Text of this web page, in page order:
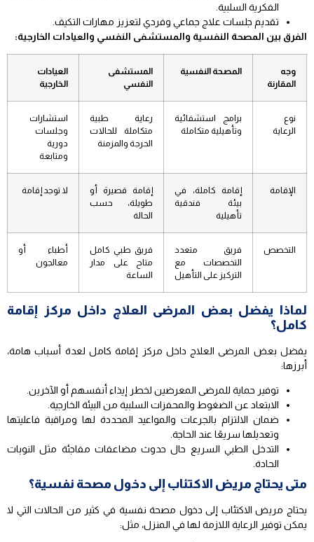
الفكرية السلبية.
تقديم جلسات علاج جماعي وفردي لتعزيز مهارات التكيف.
الفرق بين المصحة النفسية والمستشفى النفسي والعيادات الخارجية:
وجه
المقارنة
المصحة النفسية
المستشفى
النفسي
العيادات
الخارجية
نوع
الرعاية
برامج استشفائية
وتأهيلية متكاملة
رعاية طبية
متكاملة للحالات
الحرجة والمزمنة
استشارات
وجلسات
دورية
ومتابعة
الإقامة
إقامة كاملة، في
بيئة فندقية
تأهيلية
إقامة قصيرة أو
طويلة، حسب
الحالة
لا توجد إقامة
التخصص
فريق متعدد
التخصصات مع
التركيز على التأهيل
فريق طبي كامل
متاح على مدار
الساعة
أطباء أو
معالجون
لماذا يفضل بعض المرضى العلاج داخل مركز إقامة
كامل؟
يفضل بعض المرضى العلاج داخل مركز إقامة كامل لعدة أسباب هامة،
أبرزها:
توفير حماية للمرضى المعرضين لخطر إيذاء أنفسهم أو الآخرين.
الابتعاد عن الضغوط والمحفزات السلبية من البيئة الخارجية.
ضمان الالتزام بالجرعات والمواعيد المحددة لها ومراقبة فاعليتها
وتعديلها سريعًا عند الحاجة.
التدخل الطبي السريع حال حدوث مضاعفات مفاجئة مثل النوبات
الحادة.
متى يحتاج مريض الاكتئاب إلى دخول مصحة نفسية؟
يحتاج مريض الاكتئاب إلى دخول مصحة نفسية في كثير من الحالات التي لا
يمكن توفير الرعاية اللازمة لها في المنزل، مثل: